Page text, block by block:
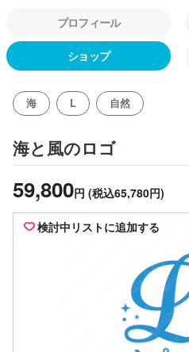
プロフィール
ショップ
海 L 自然
海と風のロゴ
59,800円 (税込65,780円)
検討中リストに追加する